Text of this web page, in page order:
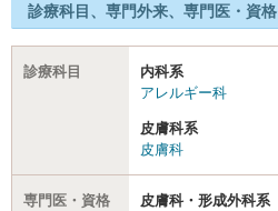
診療科目、専門外来、専門医・資格
診療科目
内科系
アレルギー科
皮膚科系
皮膚科
専門医・資格
皮膚科・形成外科系